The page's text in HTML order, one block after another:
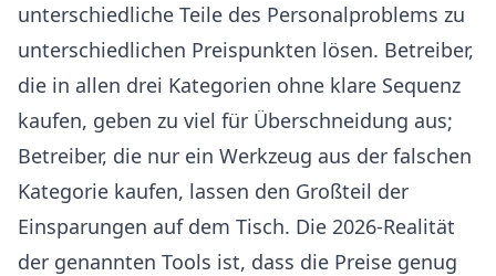
unterschiedliche Teile des Personalproblems zu
unterschiedlichen Preispunkten lösen. Betreiber,
die in allen drei Kategorien ohne klare Sequenz
kaufen, geben zu viel für Überschneidung aus;
Betreiber, die nur ein Werkzeug aus der falschen
Kategorie kaufen, lassen den Großteil der
Einsparungen auf dem Tisch. Die 2026-Realität
der genannten Tools ist, dass die Preise genug